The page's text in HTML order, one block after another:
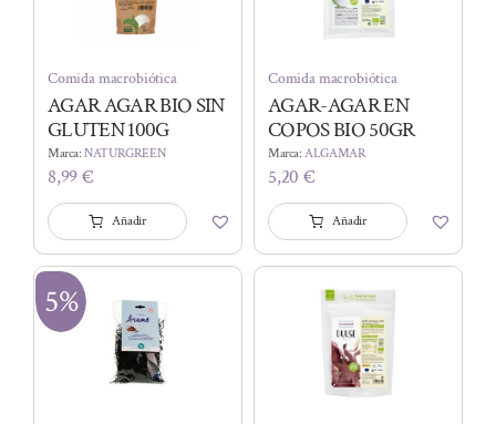
Comida macrobiótica
AGAR AGAR BIO SIN
GLUTEN 100G
Marca:NATURGREEN
8,99€
Añadir
Comida macrobiótica
AGAR-AGAR EN
COPOS BIO 50GR
Marca:ALGAMAR
5,20€
Añadir
5%